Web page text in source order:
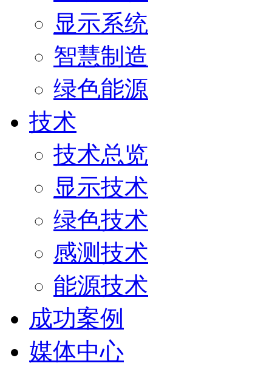
显示系统
智慧制造
绿色能源
技术
技术总览
显示技术
绿色技术
感测技术
能源技术
成功案例
媒体中心